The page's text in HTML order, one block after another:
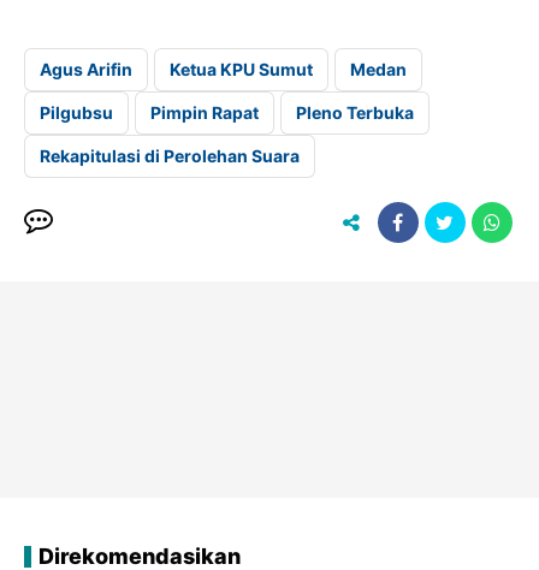
Agus Arifin Ketua KPU Sumut Medan
Pilgubsu Pimpin Rapat Pleno Terbuka
Rekapitulasi di Perolehan Suara
Direkomendasikan